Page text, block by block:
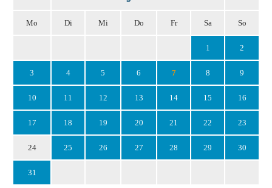
Mo Di Mi Do Fr Sa So
1 2
3 4 5 6 7 8 9
10 11 12 13 14 15 16
17 18 19 20 21 22 23
24 25 26 27 28 29 30
31